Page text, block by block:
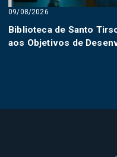
09/08/2026
Biblioteca de Santo
aos Objetivos de